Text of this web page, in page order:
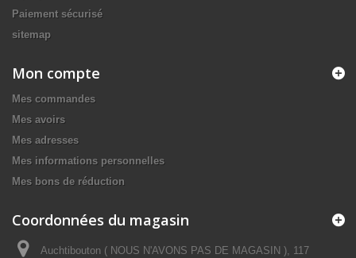
Paiement sécurisé
sitemap
Mon compte
Mes commandes
Mes avoirs
Mes adresses
Mes informations personnelles
Mes bons de réduction
Coordonnées du magasin
Auchtibouton ( NOUS N'AVONS PAS DE MAGASIN ), 117